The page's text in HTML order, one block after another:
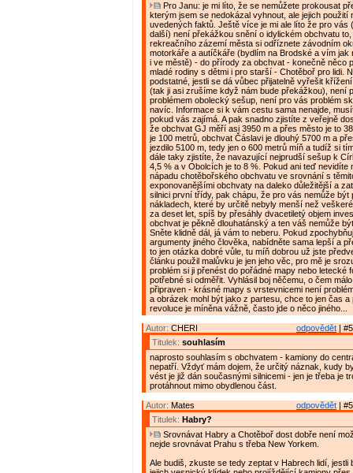
Pro Janu: je mi líto, že se nemůžete prokousat
kterým jsem se nedokázal vyhnout, ale jejich použití
uvedených faktů. Ještě více je mi ale líto že pro vás
další) není překážkou snění o idylickém obchvatu
rekreačního zázemí města si odříznete závodním
motorkáře a autíčkáře (bydlím na Brodské a vím jak
i ve městě) - do přírody za obchvat - konečně něco
mladé rodiny s dětmi i pro starší - Chotěboř pro lidi.
podstatné, jestli se dá vůbec přijatelně vyřešit
(tak ji asi zrušíme když nám bude překážkou), není
problémem obolecký sešup, není pro vás problém
navíc. Informace si k vám cestu sama nenajde,
pokud vás zajímá. A pak snadno zjistíte z veřejně
že obchvat GJ měří asi 3950 m a přes město je to
je 100 metrů, obchvat Čáslavi je dlouhý 5700 m a
jezdilo 5100 m, tedy jen o 600 metrů míň a tudíž si
dále taky zjistíte, že navazující nejprudší sešup k
4,5 % a v Obolcích je to 8 %. Pokud ani teď nevidíte
nápadu chotěbořského obchvatu ve srovnání s
exponovanějšími obchvaty na daleko důležitější a
silnici první třídy, pak chápu, že pro vás nemůže být
nákladech, které by určitě nebyly menší než
za deset let, spíš by přesáhly dvacetiletý objem
obchvat je pěkně dlouhatánský a ten váš nemůže
Sněte klidně dál, já vám to neberu. Pokud
argumenty jiného člověka, nabídněte sama lepší a
to jen otázka dobré vůle, tu míň dobrou už jste
článku použil malůvku je jen jeho věc, pro mě je
problém si ji přenést do pořádné mapy nebo letecké
potřebné si odměřit. Vyhlásil boj něčemu, o čem
připraven - krásné mapy s vrstevnicemi není
a obrázek mohl být jako z partesu, chce to jen čas a
revoluce je míněna vážně, často jde o něco jiného...
odpovědět |
Autor: CHERI
Titulek: souhlasím
naprosto souhlasím s obchvatem - kamiony do
nepatří. Vždyť mám dojem, že určitý náznak, kudy
vést je již dán současnými silnicemi - jen je třeba je
protáhnout mimo obydlenou část.
odpovědět |
Autor: Mates
Titulek: Habry?
Srovnávat Habry a Chotěboř dost dobře není
nejde srovnávat Prahu s třeba New Yorkem.
Ale budiš, zkuste se tedy zeptat v Habrech lidí, jestli